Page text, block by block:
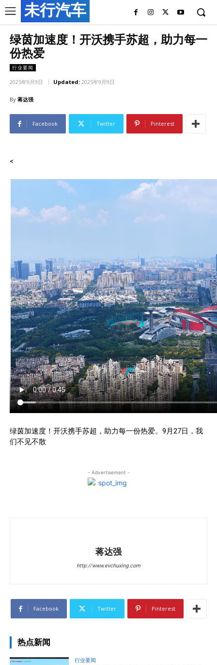
未行汽车
绿茵加速度！开沃携手苏超，助力每一
份热爱
行业要闻
2025年9月9日 Updated: 2025年9月9日
By 蒋达强
Facebook Twitter Pinterest
<
绿茵加速度！开沃携手苏超，助力每一份热爱。9月27日，我
们不见不散
- Advertisement -
蒋达强
http://www.evchuxing.com
Facebook Twitter Pinterest
热点新闻
行业要闻